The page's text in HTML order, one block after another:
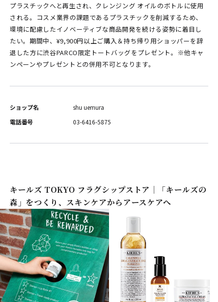
プラスチックへと再生され、クレンジング オイルのボトルに使用
される。コスメ業界の課題であるプラスチックを削減するため、
環境に配慮したイノベーティブな商品開発を続ける姿勢に着目し
たい。期間中、¥9,900円以上ご購入＆持ち帰り用ショッパーを辞
退した方に渋谷PARCO限定トートバッグをプレゼント。※他キャ
ンペーンやプレゼントとの併用不可となります。
ショップ名
shu uemura
電話番号
03-6416-5875
キールズ TOKYO フラグシップストア｜「キールズの
森」をつくり、スキンケアからアースケアへ